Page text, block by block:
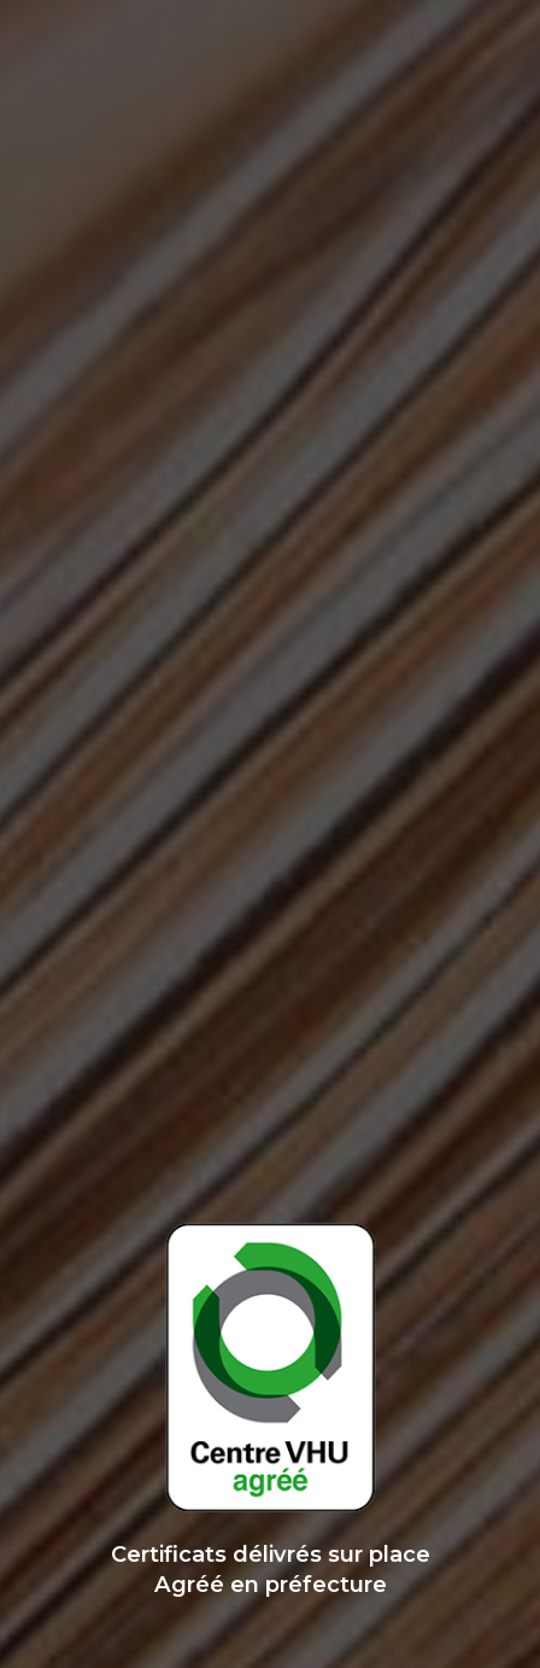
Certificats délivrés sur place
Agréé en préfecture